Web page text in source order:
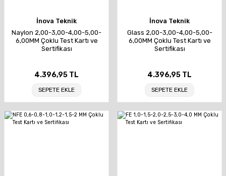
İnova Teknik
Naylon 2,00-3,00-4,00-5,00-
6,00MM Çoklu Test Kartı ve
Sertifikası
4.396,95 TL
SEPETE EKLE
İnova Teknik
Glass 2,00-3,00-4,00-5,00-
6,00MM Çoklu Test Kartı ve
Sertifikası
4.396,95 TL
SEPETE EKLE